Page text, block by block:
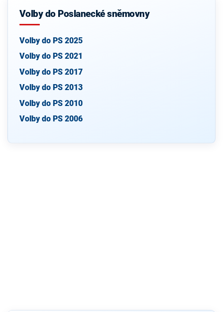
Volby do Poslanecké sněmovny
Volby do PS 2025
Volby do PS 2021
Volby do PS 2017
Volby do PS 2013
Volby do PS 2010
Volby do PS 2006